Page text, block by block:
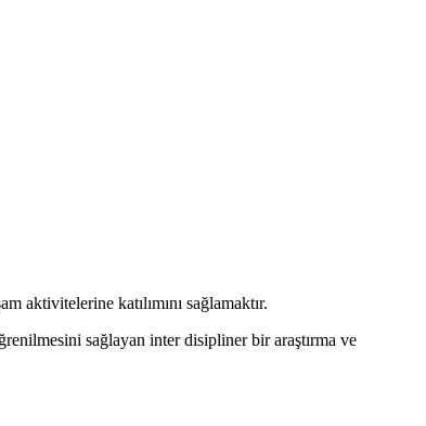
aktivitelerine katılımını sağlamaktır.
sağlayan inter disipliner bir araştırma ve